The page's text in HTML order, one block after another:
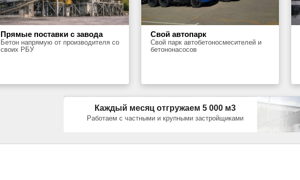
Прямые поставки с завода
Бетон напрямую от производителя со
своих РБУ
Свой автопарк
Свой парк автобетоносмесителей и
бетононасосов
Каждый месяц отгружаем 5 000 м3
Работаем с частными и крупными застройщиками